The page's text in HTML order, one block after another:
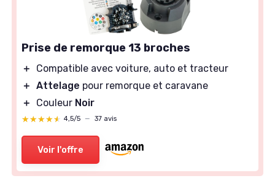
Prise de remorque 13 broches
＋
Compatible avec voiture, auto et tracteur
＋ Attelage pour remorque et caravane
＋
Couleur Noir
★★★★★
★★★★★ 4,5/5 — 37 avis
Voir l'offre